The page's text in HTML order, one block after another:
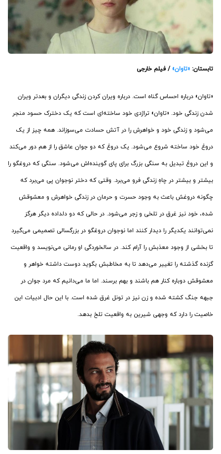
تابستان: «تاوان» / فیلم خارجی
«تاوان» درباره احساس گناه است. درباره ویران کردن زندگی دیگران و بعدتر ویران
شدن زندگی خود. «تاوان» تراژدی خود ساخته‌ای است که یک دخترک حسود منجر
می‌شود و زندگی خود و خواهرش را در آتش حسادت می‌سوزاند. همه چیز از یک
دروغ خود ساخته شروع می‌شود. یک دروغ که دو جوان عاشق را از هم دور می‌کند
و این دروغ تبدیل به سنگی بزرگ برای پای گوینده‌اش می‌شود. سنگی که دروغگو را
بیشتر و بیشتر در چاهِ زندگی فرو می‌برد. وقتی که دختر نوجوان پی می‌برد که
چگونه دروغش باعث به وجود حسرت و حرمان در زندگی خواهرش و معشوقش
شده، خود نیز غرق در تلخی و زجر می‌شود. در حالی که دو دلداده دیگر هرگز
نمی‌توانند یکدیگر را دیدار کنند اما نوجوان دروغگو در بزرگسالی تصمیمی می‌گیرد
تا بخشی از وجود معذبش را آرام کند. در سالخوردگی او رمانی می‌نویسد و واقعیت
گزنده گذشته را تغییر می‌دهد تا به مخاطبش بگوید دوست داشته خواهر و
معشوقش دوباره کنار هم باشند و بهم برسند. اما ما می‌دانیم که مرد جوان در
جبهه جنگ کشته شده و زن نیز در تونل غرق شده است. با این حال ادبیات این
خاصیت را دارد که وجهی شیرین به واقعیت تلخ بدهد.